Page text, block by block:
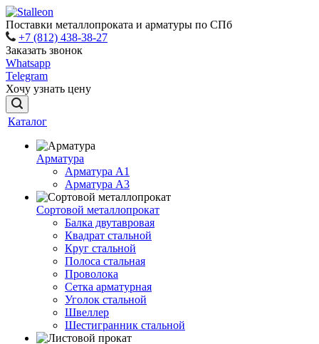
Поставки металлопроката и арматуры по СПб
+7 (812) 438-38-27
Заказать звонок
Whatsapp
Telegram
Хочу узнать цену
Каталог
Арматура
Арматура A1
Арматура А3
Сортовой металлопрокат
Балка двутавровая
Квадрат стальной
Круг стальной
Полоса стальная
Проволока
Сетка арматурная
Уголок стальной
Швеллер
Шестигранник стальной